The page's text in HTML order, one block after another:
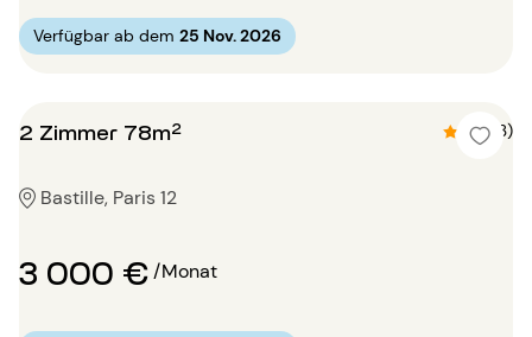
Verfügbar ab dem 25 Nov. 2026
2 Zimmer 78m² 4.3 (3)
Bastille, Paris 12
3 000 €/Monat